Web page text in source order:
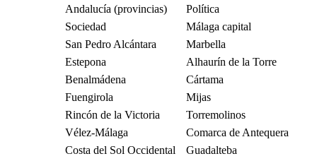
Andalucía (provincias)
Política
Sociedad
Málaga capital
San Pedro Alcántara
Marbella
Estepona
Alhaurín de la Torre
Benalmádena
Cártama
Fuengirola
Mijas
Rincón de la Victoria
Torremolinos
Vélez-Málaga
Comarca de Antequera
Costa del Sol Occidental
Guadalteba